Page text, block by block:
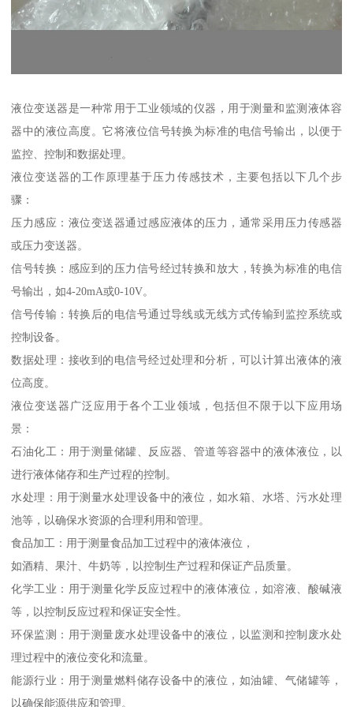
液位变送器是一种常用于工业领域的仪器，用于测量和监测液体容
器中的液位高度。它将液位信号转换为标准的电信号输出，以便于
监控、控制和数据处理。
液位变送器的工作原理基于压力传感技术，主要包括以下几个步
骤：
压力感应：液位变送器通过感应液体的压力，通常采用压力传感器
或压力变送器。
信号转换：感应到的压力信号经过转换和放大，转换为标准的电信
号输出，如4-20mA或0-10V。
信号传输：转换后的电信号通过导线或无线方式传输到监控系统或
控制设备。
数据处理：接收到的电信号经过处理和分析，可以计算出液体的液
位高度。
液位变送器广泛应用于各个工业领域，包括但不限于以下应用场
景：
石油化工：用于测量储罐、反应器、管道等容器中的液体液位，以
进行液体储存和生产过程的控制。
水处理：用于测量水处理设备中的液位，如水箱、水塔、污水处理
池等，以确保水资源的合理利用和管理。
食品加工：用于测量食品加工过程中的液体液位，
如酒精、果汁、牛奶等，以控制生产过程和保证产品质量。
化学工业：用于测量化学反应过程中的液体液位，如溶液、酸碱液
等，以控制反应过程和保证安全性。
环保监测：用于测量废水处理设备中的液位，以监测和控制废水处
理过程中的液位变化和流量。
能源行业：用于测量燃料储存设备中的液位，如油罐、气储罐等，
以确保能源供应和管理。